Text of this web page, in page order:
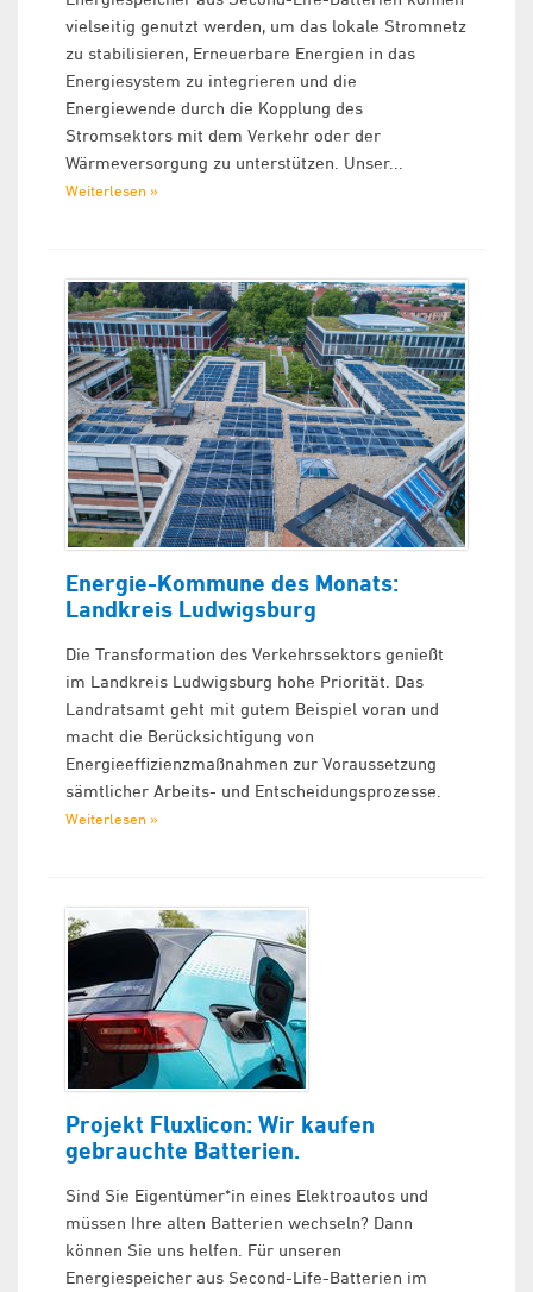
vielseitig genutzt werden, um das lokale Stromnetz
zu stabilisieren, Erneuerbare Energien in das
Energiesystem zu integrieren und die
Energiewende durch die Kopplung des
Stromsektors mit dem Verkehr oder der
Wärmeversorgung zu unterstützen. Unser...
Weiterlesen »
Energie-Kommune des Monats:
Landkreis Ludwigsburg
Die Transformation des Verkehrssektors genießt
im Landkreis Ludwigsburg hohe Priorität. Das
Landratsamt geht mit gutem Beispiel voran und
macht die Berücksichtigung von
Energieeffizienzmaßnahmen zur Voraussetzung
sämtlicher Arbeits- und Entscheidungsprozesse.
Weiterlesen »
Projekt Fluxlicon: Wir kaufen
gebrauchte Batterien.
Sind Sie Eigentümer*in eines Elektroautos und
müssen Ihre alten Batterien wechseln? Dann
können Sie uns helfen. Für unseren
Energiespeicher aus Second-Life-Batterien im